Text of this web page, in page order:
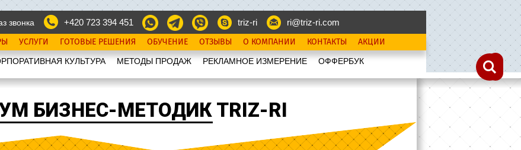
звонка
+420 723 394 451 triz-ri ri@triz-ri.com
УСЛУГИ ГОТОВЫЕ РЕШЕНИЯ ОБУЧЕНИЕ ОТЗЫВЫ О КОМПАНИИ КОНТАКТЫ АКЦИИ
КУЛЬТУРА МЕТОДЫ ПРОДАЖ РЕКЛАМНОЕ ИЗМЕРЕНИЕ OФФЕРБУК
БИЗНЕС-МЕТОДИК TRIZ-RI